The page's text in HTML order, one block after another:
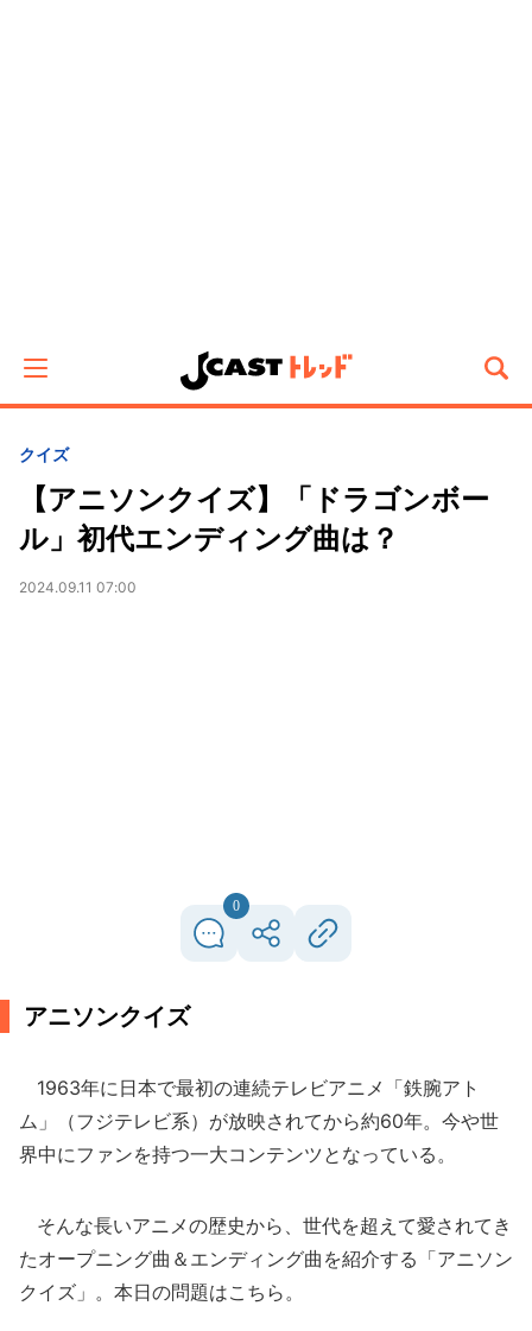
クイズ
【アニソンクイズ】「ドラゴンボー
ル」初代エンディング曲は？
2024.09.11 07:00
0
アニソンクイズ
1963年に日本で最初の連続テレビアニメ「鉄腕アト
ム」（フジテレビ系）が放映されてから約60年。今や世
界中にファンを持つ一大コンテンツとなっている。
そんな長いアニメの歴史から、世代を超えて愛されてき
たオープニング曲＆エンディング曲を紹介する「アニソン
クイズ」。本日の問題はこちら。